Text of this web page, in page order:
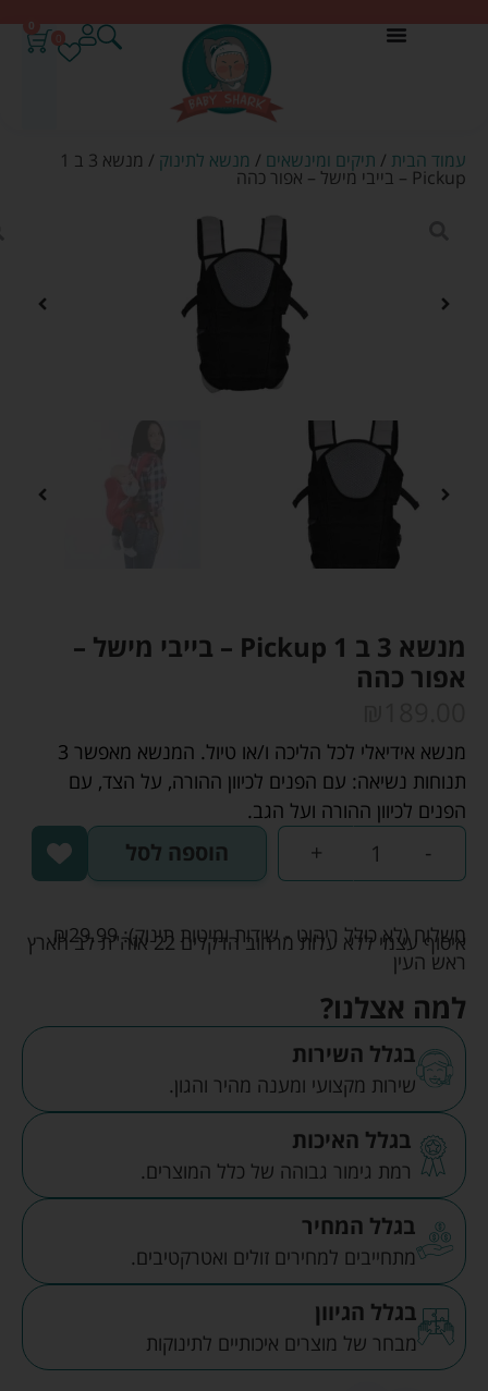
0
עמוד הבית / תיקים ומינשאים / מנשא לתינוק / מנשא 3 ב 1
Pickup – בייבי מישל – אפור כהה
מנשא 3 ב 1 Pickup – בייבי מישל –
אפור כהה
מנשא אידיאלי לכל הליכה ו/או טיול. המנשא מאפשר 3
תנוחות נשיאה: עם הפנים לכיוון ההורה, על הצד, עם
הפנים לכיוון ההורה ועל הגב.
-
+ הוספה לסל
משלוח (לא כולל ריהוט - שידות ומיטות תינוק): ₪29.99
איסוף עצמי ללא עלות מרחוב הדקלים 22 אזה"ת לב הארץ
ראש העין
למה אצלנו?
בגלל השירות
שירות מקצועי ומענה מהיר והגון.
בגלל האיכות
רמת גימור גבוהה של כלל המוצרים.
בגלל המחיר
מתחייבים למחירים זולים ואטרקטיבים.
בגלל הגיוון
מבחר של מוצרים איכותיים לתינוקות